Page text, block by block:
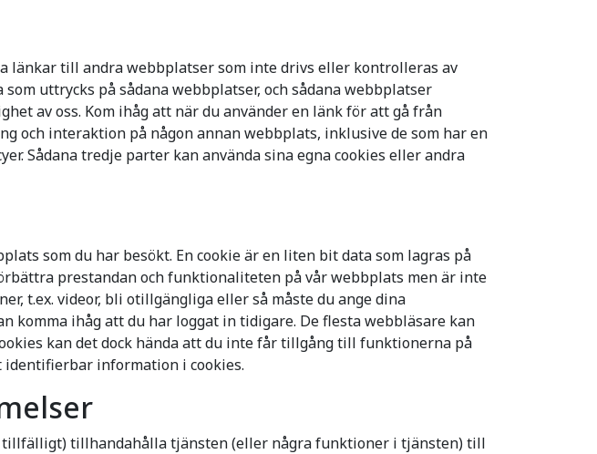
länkar till andra webbplatser som inte drivs eller kontrolleras av
uttrycks på sådana webbplatser, och sådana webbplatser
av oss. Kom ihåg att när du använder en länk för att gå från
interaktion på någon annan webbplats, inklusive de som har en
Sådana tredje parter kan använda sina egna cookies eller andra
som du har besökt. En cookie är en liten bit data som lagras på
prestandan och funktionaliteten på vår webbplats men är inte
t.ex. videor, bli otillgängliga eller så måste du ange dina
ihåg att du har loggat in tidigare. De flesta webbläsare kan
kan det dock hända att du inte får tillgång till funktionerna på
information i cookies.
tillhandahålla tjänsten (eller några funktioner i tjänsten) till